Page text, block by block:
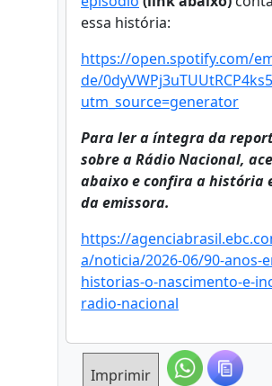
essa história:
https://open.spotify.com/
de/
utm_source=generator
Para ler a íntegra da
sobre a Rádio Nacional,
abaixo e confira a história
da emissora.
https://
a/noticia/2026-06/90-anos-
historias-o-nascimento-e-
radio-nacional
Imprimir